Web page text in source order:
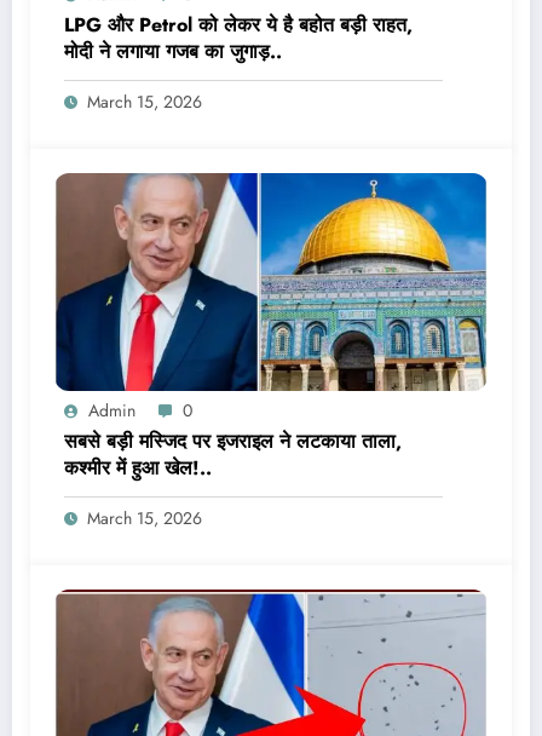
LPG और Petrol को लेकर ये है बहोत बड़ी राहत,
मोदी ने लगाया गजब का जुगाड़..
March 15, 2026
Admin 0
सबसे बड़ी मस्जिद पर इजराइल ने लटकाया ताला,
कश्मीर में हुआ खेल!..
March 15, 2026